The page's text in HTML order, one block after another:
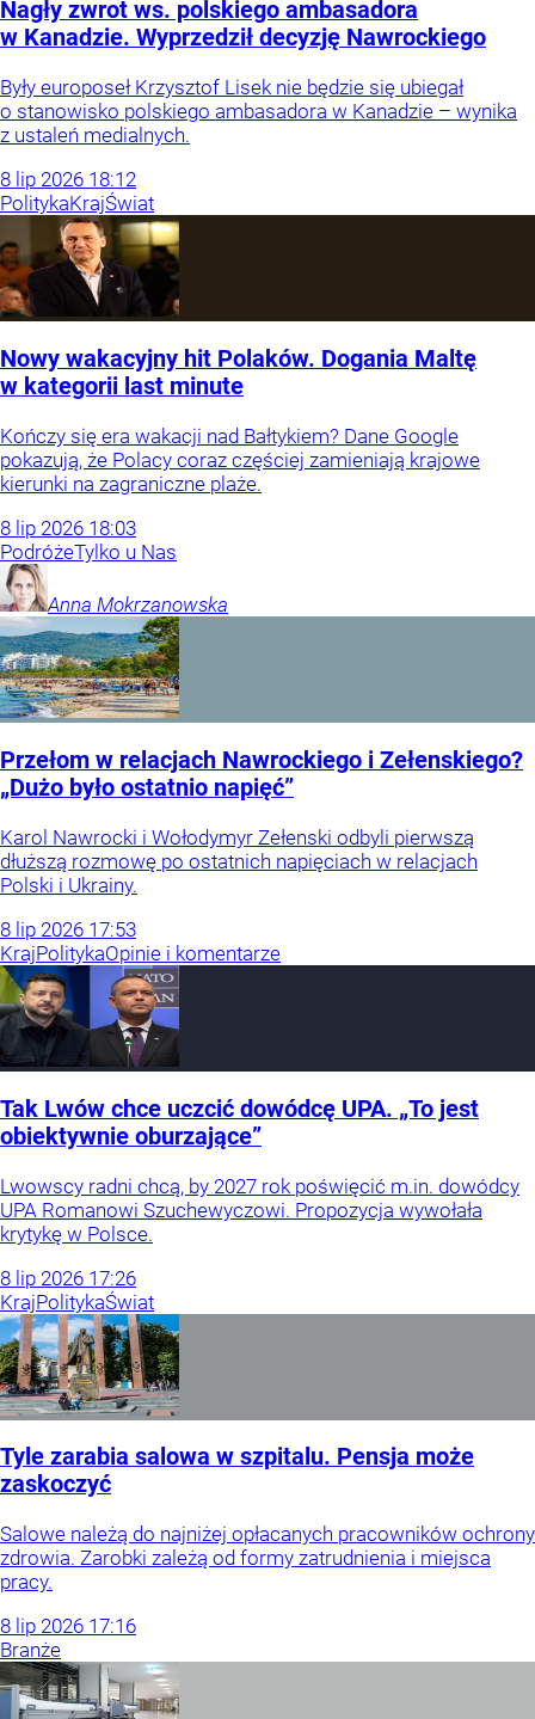
Nagły zwrot ws. polskiego ambasadora
w Kanadzie. Wyprzedził decyzję Nawrockiego
Były europoseł Krzysztof Lisek nie będzie się ubiegał
o stanowisko polskiego ambasadora w Kanadzie – wynika
z ustaleń medialnych.
8 lip 2026 18:12
PolitykaKrajŚwiat
Nowy wakacyjny hit Polaków. Dogania Maltę
w kategorii last minute
Kończy się era wakacji nad Bałtykiem? Dane Google
pokazują, że Polacy coraz częściej zamieniają krajowe
kierunki na zagraniczne plaże.
8 lip 2026 18:03
PodróżeTylko u Nas
Anna Mokrzanowska
Przełom w relacjach Nawrockiego i Zełenskiego?
„Dużo było ostatnio napięć”
Karol Nawrocki i Wołodymyr Zełenski odbyli pierwszą
dłuższą rozmowę po ostatnich napięciach w relacjach
Polski i Ukrainy.
8 lip 2026 17:53
KrajPolitykaOpinie i komentarze
Tak Lwów chce uczcić dowódcę UPA. „To jest
obiektywnie oburzające”
Lwowscy radni chcą, by 2027 rok poświęcić m.in. dowódcy
UPA Romanowi Szuchewyczowi. Propozycja wywołała
krytykę w Polsce.
8 lip 2026 17:26
KrajPolitykaŚwiat
Tyle zarabia salowa w szpitalu. Pensja może
zaskoczyć
Salowe należą do najniżej opłacanych pracowników ochrony
zdrowia. Zarobki zależą od formy zatrudnienia i miejsca
pracy.
8 lip 2026 17:16
Branże